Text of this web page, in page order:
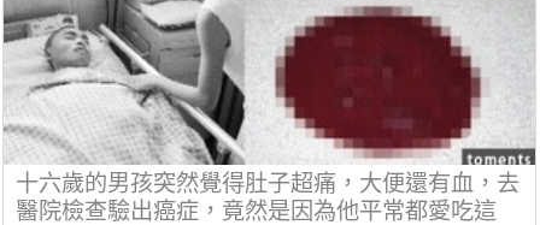
十六歲的男孩突然覺得肚子超痛，大便還有血，去
醫院檢查驗出癌症，竟然是因為他平常都愛吃這